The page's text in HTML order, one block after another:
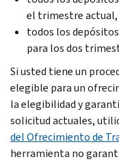
el trimestre actual,
todos los
para los dos
Si usted tiene un
elegible para un
la elegibilidad y
solicitud actuales,
del Ofrecimiento de
herramienta no